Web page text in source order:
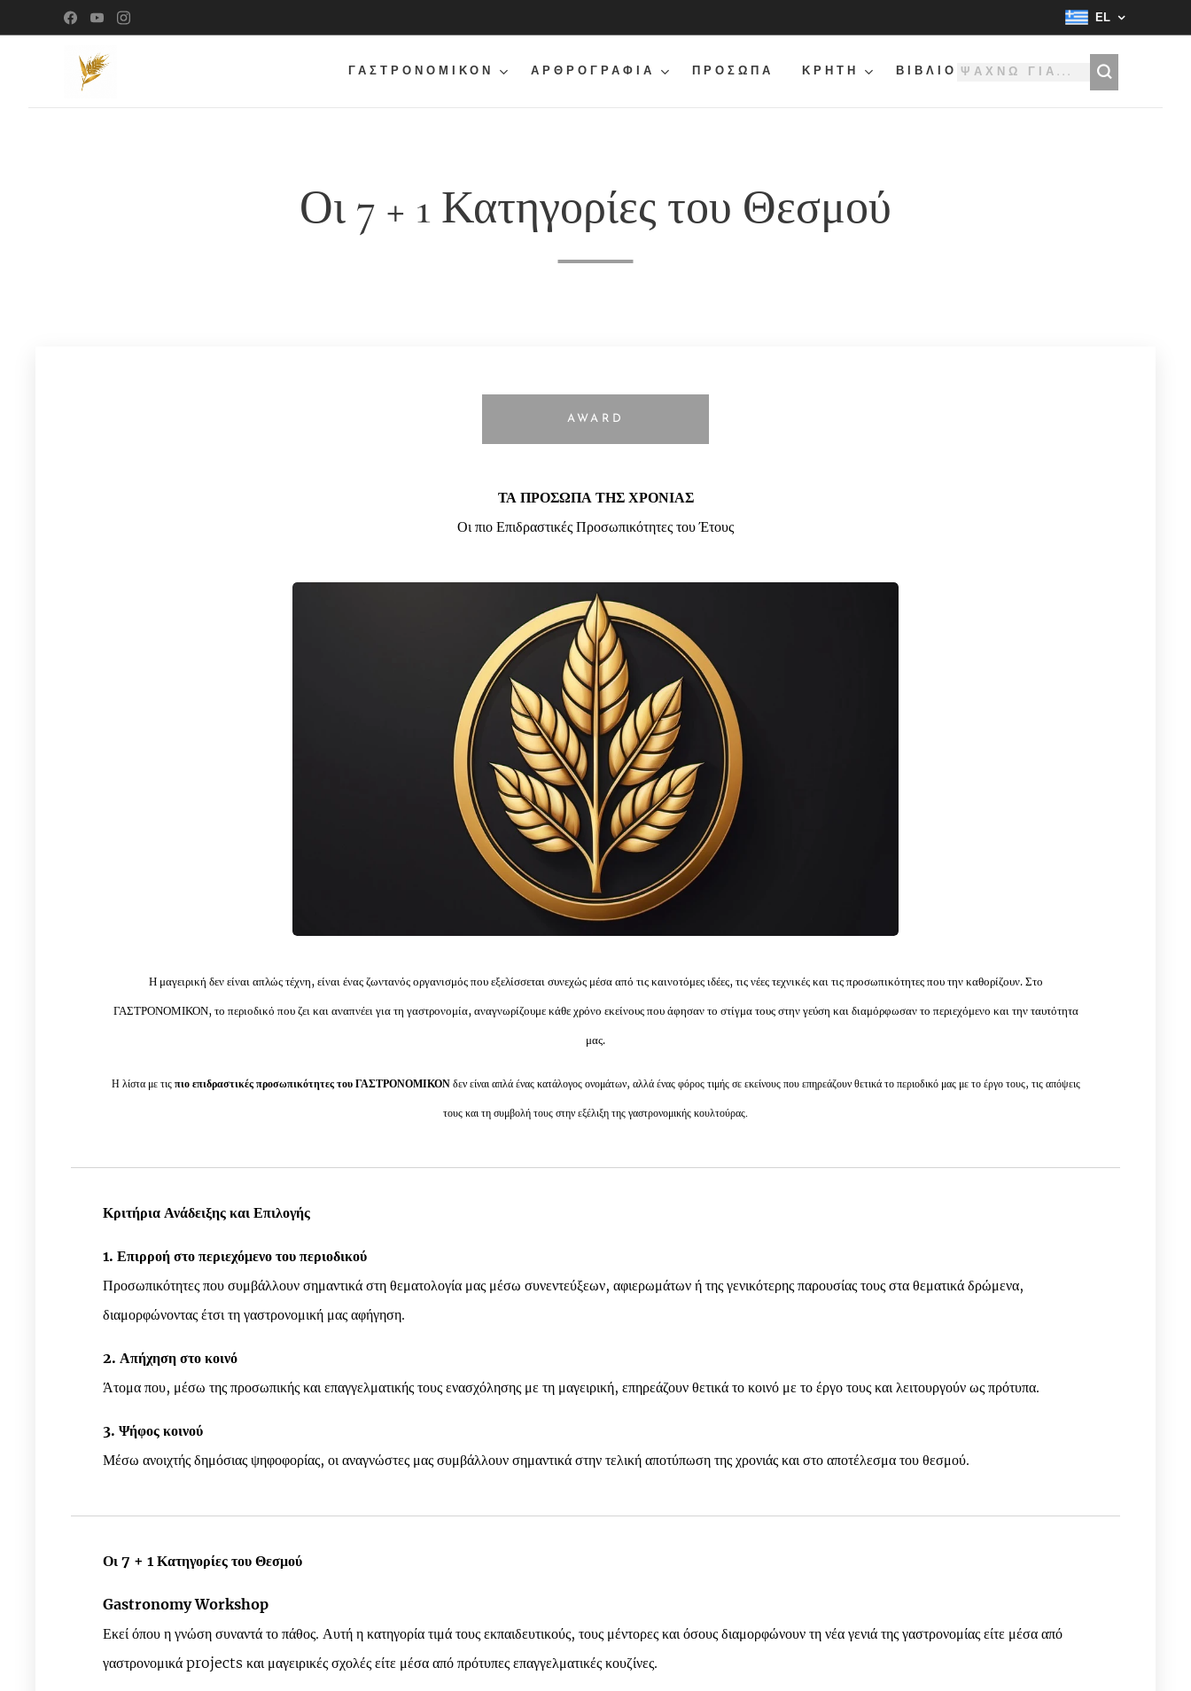
EL
ΓΑΣΤΡΟΝΟΜΙΚΟΝ ΑΡΘΡΟΓΡΑΦΙΑ ΠΡΟΣΩΠΑ ΚΡΗΤΗ ΒΙΒΛΙΟ
Οι 7 + 1 Κατηγορίες του Θεσμού
AWARD
ΤΑ ΠΡΟΣΩΠΑ ΤΗΣ ΧΡΟΝΙΑΣ
Οι πιο Επιδραστικές Προσωπικότητες του Έτους
Η μαγειρική δεν είναι απλώς τέχνη, είναι ένας ζωντανός οργανισμός που εξελίσσεται συνεχώς μέσα από τις καινοτόμες ιδέες, τις νέες τεχνικές και τις προσωπικότητες που την καθορίζουν.Στο
ΓΑΣΤΡΟΝΟΜΙΚΟΝ, το περιοδικό που ζει και αναπνέει για τη γαστρονομία, αναγνωρίζουμε κάθε χρόνο εκείνους που άφησαν το στίγμα τους στην γεύση και διαμόρφωσαν το περιεχόμενο και την ταυτότητα
μας.
Η λίστα με τις πιο επιδραστικές προσωπικότητες του ΓΑΣΤΡΟΝΟΜΙΚΟΝ δεν είναι απλά ένας κατάλογος ονομάτων, αλλά ένας φόρος τιμής σε εκείνους που επηρεάζουν θετικά το περιοδικό μας με το έργο τους, τις απόψεις
τους και τη συμβολή τους στην εξέλιξη της γαστρονομικής κουλτούρας.
Κριτήρια Ανάδειξης και Επιλογής
1. Επιρροή στο περιεχόμενο του περιοδικού
Προσωπικότητες που συμβάλλουν σημαντικά στη θεματολογία μας μέσω συνεντεύξεων, αφιερωμάτων ή της γενικότερης παρουσίας τους στα θεματικά δρώμενα,
διαμορφώνοντας έτσι τη γαστρονομική μας αφήγηση.
2. Απήχηση στο κοινό
Άτομα που, μέσω της προσωπικής και επαγγελματικής τους ενασχόλησης με τη μαγειρική, επηρεάζουν θετικά το κοινό με το έργο τους και λειτουργούν ως πρότυπα.
3. Ψήφος κοινού
Μέσω ανοιχτής δημόσιας ψηφοφορίας, οι αναγνώστες μας συμβάλλουν σημαντικά στην τελική αποτύπωση της χρονιάς και στο αποτέλεσμα του θεσμού.
Οι 7 + 1 Κατηγορίες του Θεσμού
Gastronomy Workshop
Εκεί όπου η γνώση συναντά το πάθος. Αυτή η κατηγορία τιμά τους εκπαιδευτικούς, τους μέντορες και όσους διαμορφώνουν τη νέα γενιά της γαστρονομίας είτε μέσα από
γαστρονομικά projects και μαγειρικές σχολές είτε μέσα από πρότυπες επαγγελματικές κουζίνες.